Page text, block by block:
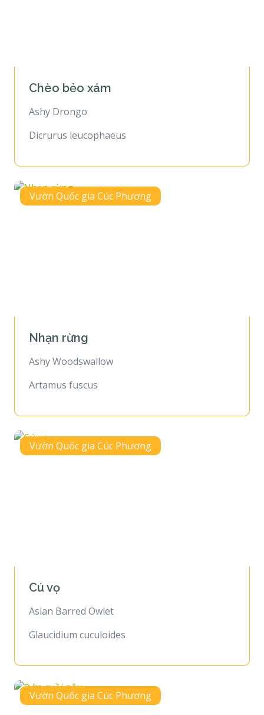
Chèo bẻo xám
Ashy Drongo
Dicrurus leucophaeus
Vườn Quốc gia Cúc Phương
Nhạn rừng
Ashy Woodswallow
Artamus fuscus
Vườn Quốc gia Cúc Phương
Cú vọ
Asian Barred Owlet
Glaucidium cuculoides
Vườn Quốc gia Cúc Phương